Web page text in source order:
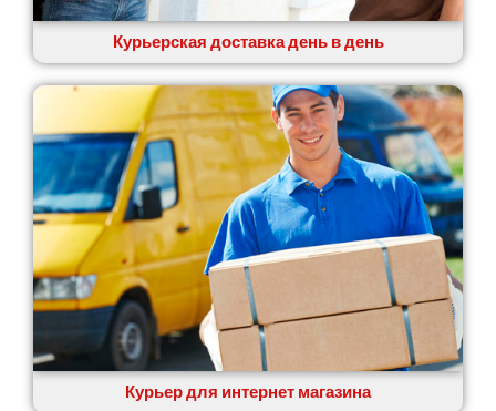
Курьерская доставка день в день
Курьер для интернет магазина